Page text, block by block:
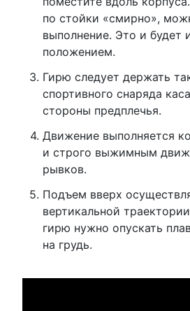
по стойки «смирно»,
выполнение. Это и будет
положением.
Гирю следует держать
спортивного снаряда
стороны предплечья.
Движение выполняется
и строго выжимным
рывков.
Подъем вверх
вертикальной
гирю нужно опускать
на грудь.